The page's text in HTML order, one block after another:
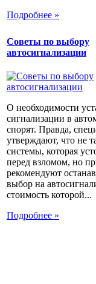
Подробнее »
Советы по выбору
автосигнализации
О необходимости
сигнализации в
спорят. Правда,
утверждают, что не
системы, которая
перед взломом, но
рекомендуют
выбор на
стоимость которой...
Подробнее »